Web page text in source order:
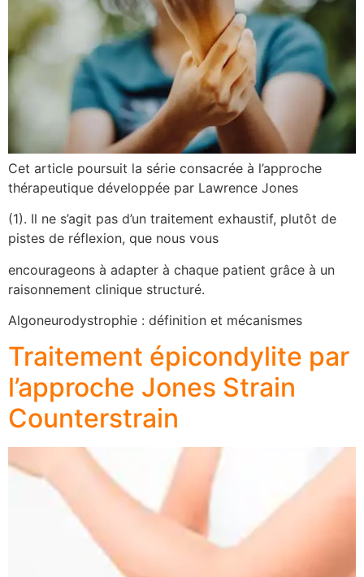
Cet article poursuit la série consacrée à l’approche
thérapeutique développée par Lawrence Jones
(1). Il ne s’agit pas d’un traitement exhaustif, plutôt de
pistes de réflexion, que nous vous
encourageons à adapter à chaque patient grâce à un
raisonnement clinique structuré.
Algoneurodystrophie : définition et mécanismes
Traitement épicondylite par
l’approche Jones Strain
Counterstrain